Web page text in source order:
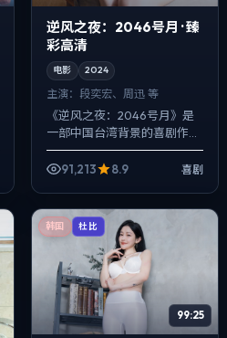
逆风之夜：2046号月 · 臻
彩高清
电影 2024
主演： 段奕宏、周迅 等
《逆风之夜：2046号月》是
一部中国台湾背景的喜剧作
品，2024年公映，由王家卫
执导，段奕宏、周迅、大鹏等
91,213 8.9 喜剧
韩国 杜比
99:25